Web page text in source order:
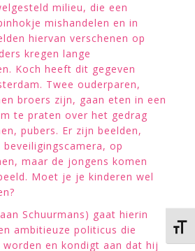
milieu, die een
mishandelen en in
hiervan verschenen op
kregen lange
Koch heeft dit gegeven
Twee ouderparen,
broers zijn, gaan eten in een
te praten over het gedrag
pubers. Er zijn beelden,
op
maar de jongens komen
Moet je je kinderen wel
Schuurmans) gaat hierin
ambitieuze politicus die
en kondigt aan dat hij